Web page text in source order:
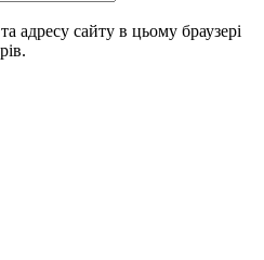
адресу сайту в цьому браузері